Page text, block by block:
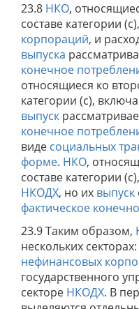
23.8 НКО,
составе категории
корпораций, и
выпуска
конечное
относящиеся ко
категории (c),
выпуск
конечное
виде социальных
форме. НКО,
составе категории
НКОДХ, но их выпуск
фактическое
23.9 Таким образом,
нескольких
нефинансовых
государственного
секторе НКОДХ. В